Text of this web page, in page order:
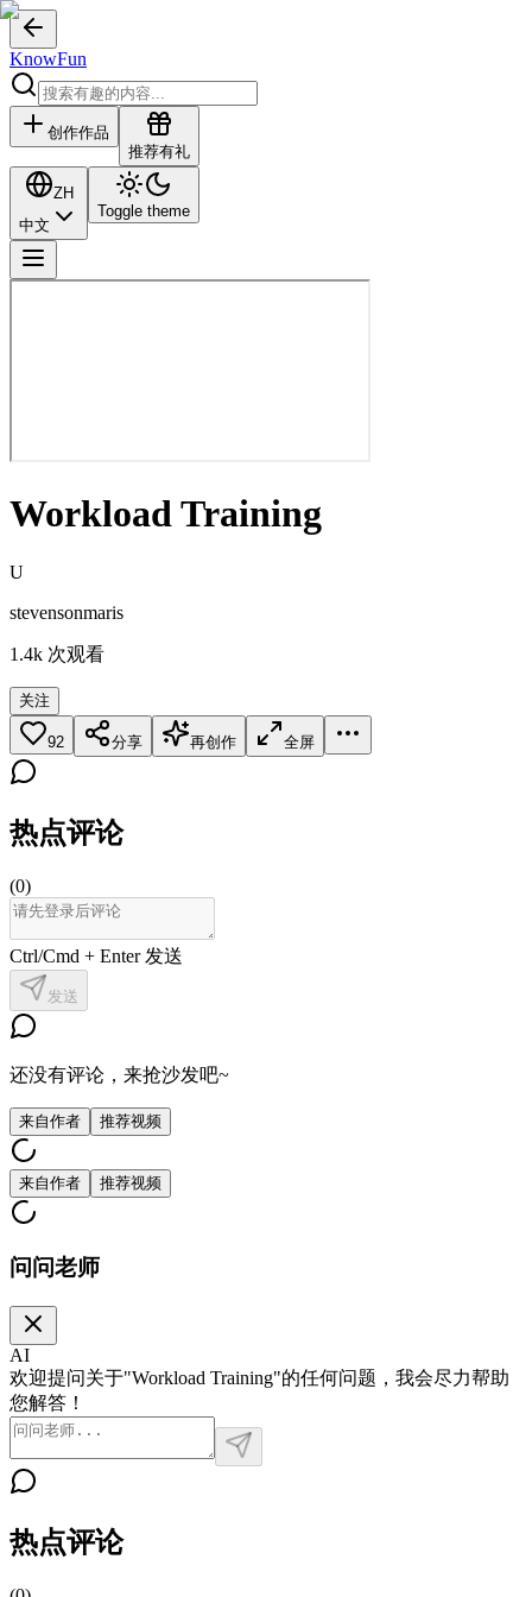
KnowFun
创作作品
推荐有礼
ZH
中文
Toggle theme
Workload Training
U
stevensonmaris
1.4k 次观看
关注
92 分享 再创作 全屏
热点评论
(0)
Ctrl/Cmd + Enter 发送
发送
还没有评论，来抢沙发吧~
来自作者 推荐视频
来自作者 推荐视频
问问老师
AI
欢迎提问关于"Workload Training"的任何问题，我会尽力帮助
您解答！
热点评论